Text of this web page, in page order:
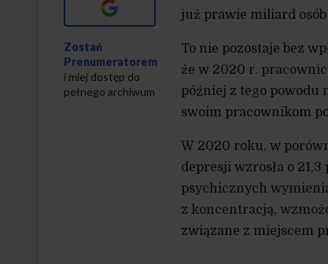
już prawie miliard
To nie pozostaje bez
że w 2020 r.
później z tego
swoim pracownikom
W 2020 roku, w
depresji wzrosła o
psychicznych
z koncentracją,
związane z miejscem
Zostań
Prenumeratorem
i miej dostęp do
pełnego archiwum